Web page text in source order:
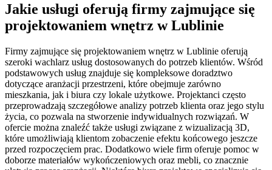
Jakie usługi oferują firmy zajmujące się
projektowaniem wnętrz w Lublinie
Firmy zajmujące się projektowaniem wnętrz w Lublinie oferują
szeroki wachlarz usług dostosowanych do potrzeb klientów. Wśród
podstawowych usług znajduje się kompleksowe doradztwo
dotyczące aranżacji przestrzeni, które obejmuje zarówno
mieszkania, jak i biura czy lokale użytkowe. Projektanci często
przeprowadzają szczegółowe analizy potrzeb klienta oraz jego stylu
życia, co pozwala na stworzenie indywidualnych rozwiązań. W
ofercie można znaleźć także usługi związane z wizualizacją 3D,
które umożliwiają klientom zobaczenie efektu końcowego jeszcze
przed rozpoczęciem prac. Dodatkowo wiele firm oferuje pomoc w
doborze materiałów wykończeniowych oraz mebli, co znacznie